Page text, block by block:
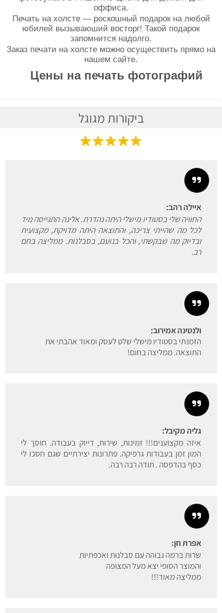
оффиса.
Печать на холсте — роскошный подарок на любой
юбилей вызываюший восторг! Такой подарок
запомнится надолго.
Заказ печати на холсте можно осуществить прямо на
нашем сайте.
Цены на печать фотографий
ביקורות מגוגל
איילה רהב:
החוויה שלי בסטודיו מישלי היתה נהדרת. אלינה התגייסה מיד
לכל מה שהייתי צריכה, והתוצאה היתה מדויקת, מקצועית
ובדיוק מה שבקשתי, והכל בנועם, בסבלנות. ממליצה בחם
רב.
ולנטינה אמירוב:
הזמנתי בסטודיו מישלי שלט לעסק ומאוד אהבתי את
התוצאה. ממליצה בחום!
גליה מקיבל:
איזה מקצוענים!!! זמינות, שירות, דייוק בעבודה. חוסך לי
המון זמן בעבודות גרפיקה. פתרונות יצירתיים שגם חסכו לי
כסף בהדפסה . תודה רבה רבה.
אפרת חן:
שרות ברמה גבוהה עם סבלנות ואכפתיות
והמוצר הסופי יצא מעל המצופה
ממליצה מאוד!!!